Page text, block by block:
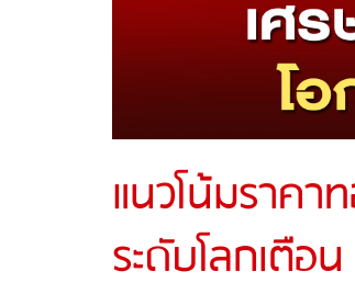
แนวโน้มราค
ระดับโลกเตือ